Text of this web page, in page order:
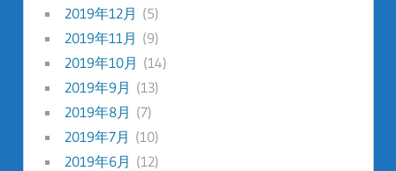
2019年12月 (5)
2019年11月 (9)
2019年10月 (14)
2019年9月 (13)
2019年8月 (7)
2019年7月 (10)
2019年6月 (12)